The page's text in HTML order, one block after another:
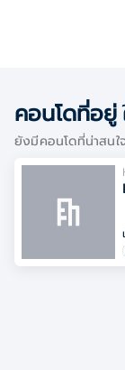
คอนโดที่อยู่
ยังมีคอนโดที่น่าสนใ